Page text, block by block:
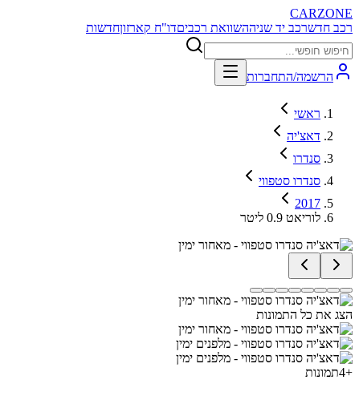
CARZONE
רכב חדשרכב יד שניההשוואת רכביםדו"ח קארזוןחדשות
הרשמה/התחברות
ראשי
דאצ'יה
סנדרו
סנדרו סטפווי
2017
לוריאט 0.9 ליטר
הצג את כל התמונות
+
4תמונות